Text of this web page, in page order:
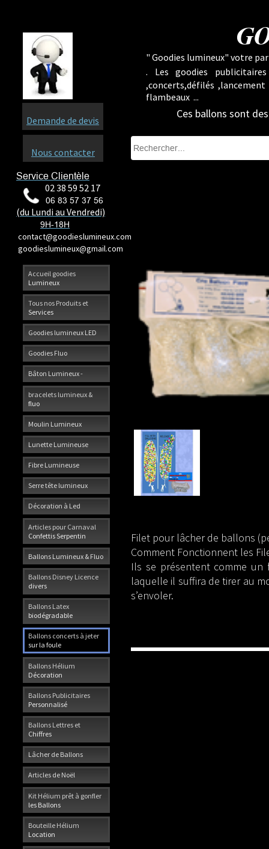
Accueil goodies
Lumineux
Tous nos Produits et
Services
Goodies lumineux LED
Goodies Fluo
Bâton Lumineux -
bracelets lumineux &
fluo
Moulin Lumineux
Lunette Lumineuse
Fibre Lumineuse
Serre tête lumineux
Décoration à Led
Articles pour Carnaval
Confettis Serpentin
Ballons Lumineux & Fluo
Ballons Disney Licence
divers
Ballons Latex
biodégradable
Ballons concerts à jeter
sur la foule
Ballons Hélium
Décoration
Ballons Publicitaires
Personnalisé
Ballons Lettres et
Chiffres
Lâcher de Ballons
Articles de Noël
Kit Hélium prêt à gonfler
les Ballons
Bouteille Hélium
Location
Service Clientèle
02 38 59 52 17
06 83 57 37 56
(du Lundi au Vendredi)
9H-18H
contact@goodieslumineux.com
goodieslumineux@gmail.com
Demande de devis
Nous contacter
" Goodies lumineux" votre
. Les goodies
,concerts,défilés
flambeaux ...
Ces ballons sont
Filet pour lâcher de ballons
Comment Fonctionnent les
Ils se présentent comme un
laquelle il suffira de tirer au
s’envoler.